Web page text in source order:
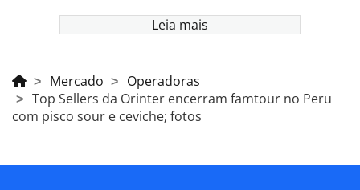
Leia mais
Mercado
Operadoras
Top Sellers da Orinter encerram famtour no Peru
com pisco sour e ceviche; fotos